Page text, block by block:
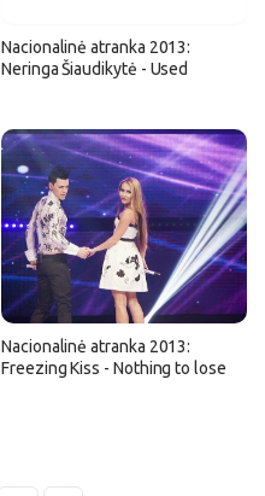
Nacionalinė atranka 2013:
Neringa Šiaudikytė - Used
Nacionalinė atranka 2013:
Freezing Kiss - Nothing to lose